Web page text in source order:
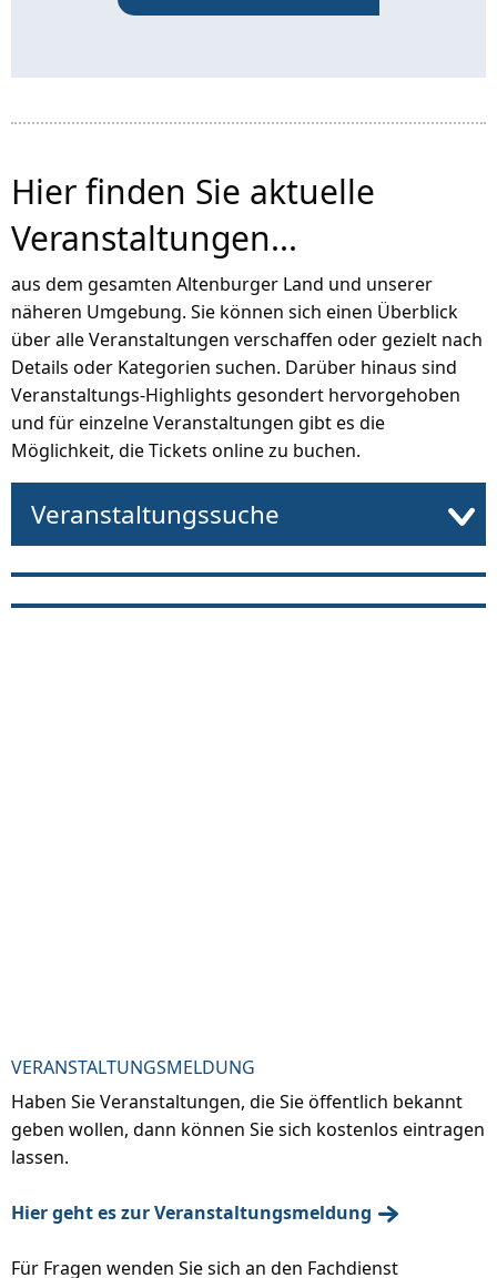
an der Brüderkirche das
Hier finden Sie aktuelle
Veranstaltungen...
aus dem gesamten Altenburger Land und unserer
näheren Umgebung. Sie können sich einen Überblick
über alle Veranstaltungen verschaffen oder gezielt nach
Details oder Kategorien suchen. Darüber hinaus sind
Veranstaltungs-Highlights gesondert hervorgehoben
und für einzelne Veranstaltungen gibt es die
Möglichkeit, die Tickets online zu buchen.
Veranstaltungssuche
VERANSTALTUNGSMELDUNG
Haben Sie Veranstaltungen, die Sie öffentlich bekannt
geben wollen, dann können Sie sich kostenlos eintragen
lassen.
Hier geht es zur Veranstaltungsmeldung
Für Fragen wenden Sie sich an den Fachdienst